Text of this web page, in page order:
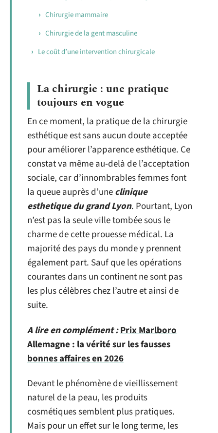
Chirurgie mammaire
Chirurgie de la gent masculine
Le coût d’une intervention chirurgicale
La chirurgie : une pratique
toujours en vogue
En ce moment, la pratique de la chirurgie
esthétique est sans aucun doute acceptée
pour améliorer l’apparence esthétique. Ce
constat va même au-delà de l’acceptation
sociale, car d’innombrables femmes font
la queue auprès d’uneclinique
esthetique du grand Lyon. Pourtant, Lyon
n’est pas la seule ville tombée sous le
charme de cette prouesse médical. La
majorité des pays du monde y prennent
également part. Sauf que les opérations
courantes dans un continent ne sont pas
les plus célèbres chez l’autre et ainsi de
suite.
A lire en complément :Prix Marlboro
Allemagne : la vérité sur les fausses
bonnes affaires en 2026
Devant le phénomène de vieillissement
naturel de la peau, les produits
cosmétiques semblent plus pratiques.
Mais pour un effet sur le long terme, les